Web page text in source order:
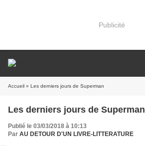
Publicité
Accueil » Les derniers jours de Superman
Les derniers jours de Superman
Publié le 03/03/2018 à 10:13
Par AU DETOUR D'UN LIVRE-LITTERATURE